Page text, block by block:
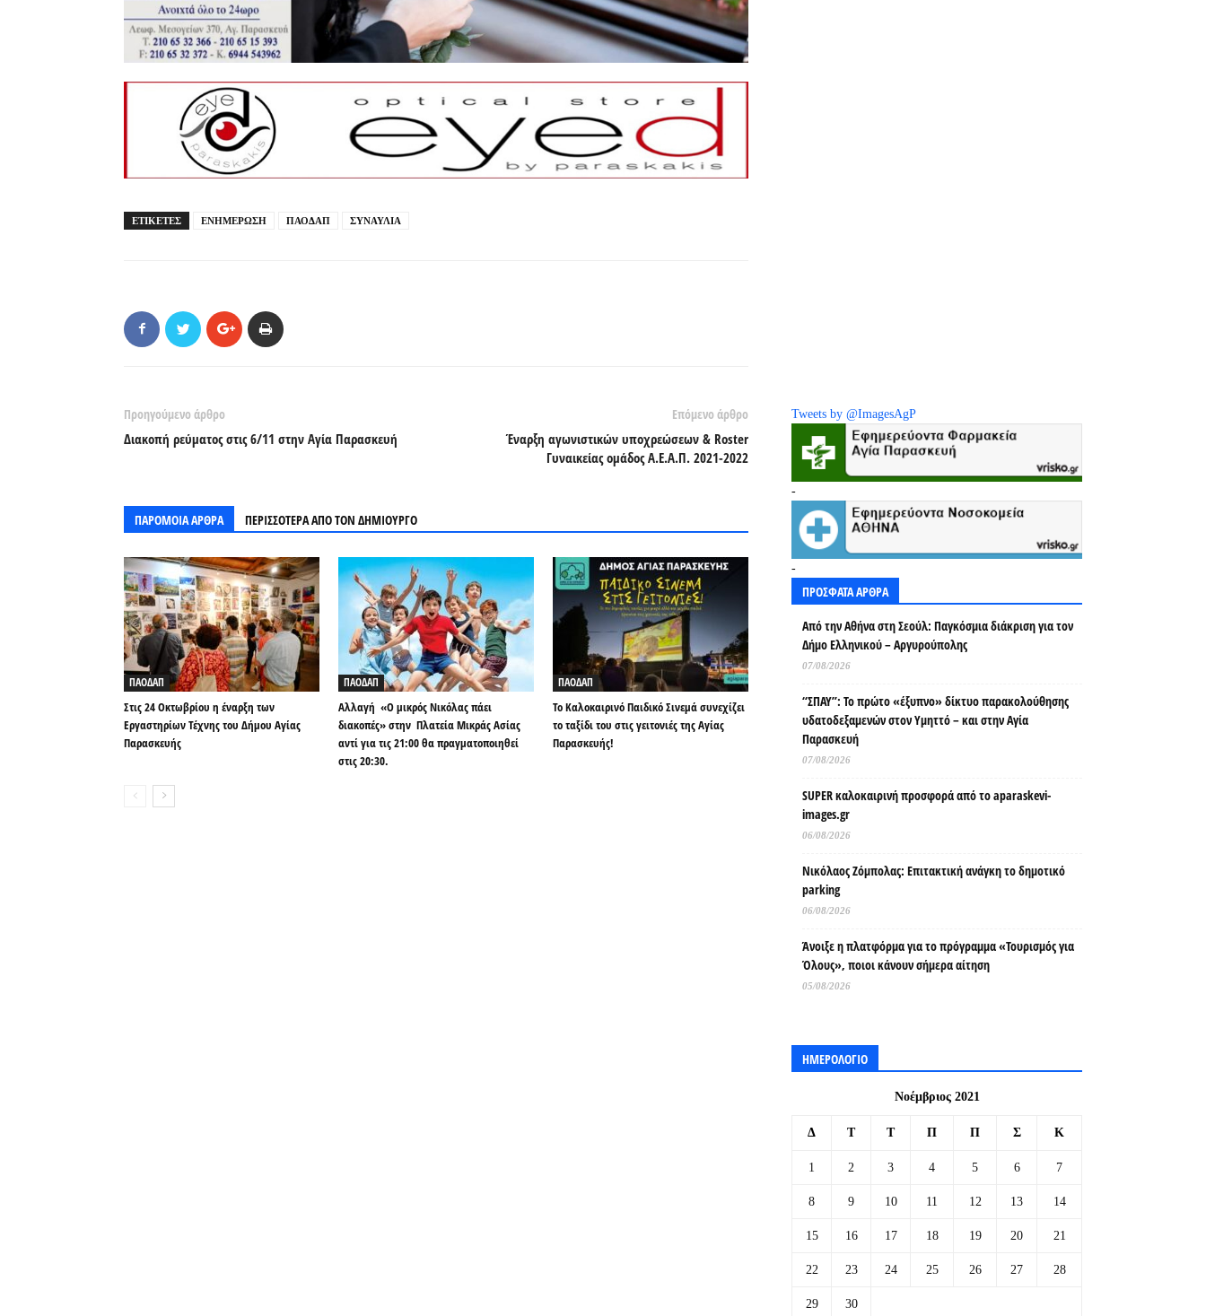
ΕΤΙΚΕΤΕΣ ΕΝΗΜΕΡΩΣΗ ΠΑΟΔΑΠ ΣΥΝΑΥΛΙΑ
Προηγούμενο άρθρο
Διακοπή ρεύματος στις 6/11 στην Αγία Παρασκευή
Επόμενο άρθρο
Έναρξη αγωνιστικών υποχρεώσεων & Roster
Γυναικείας ομάδος Α.Ε.Α.Π. 2021-2022
ΠΑΡΟΜΟΙΑ ΑΡΘΡΑ ΠΕΡΙΣΣΟΤΕΡΑ ΑΠΟ ΤΟΝ ΔΗΜΙΟΥΡΓΟ
ΠΑΟΔΑΠ
Στις 24 Οκτωβρίου η έναρξη των
Εργαστηρίων Τέχνης του Δήμου Αγίας
Παρασκευής
ΠΑΟΔΑΠ
Αλλαγή «Ο μικρός Νικόλας πάει
διακοπές» στην Πλατεία Μικράς Ασίας
αντί για τις 21:00 θα πραγματοποιηθεί
στις 20:30.
ΠΑΟΔΑΠ
Το Καλοκαιρινό Παιδικό Σινεμά συνεχίζει
το ταξίδι του στις γειτονιές της Αγίας
Παρασκευής!
Tweets by @ImagesAgP
-
-
ΠΡΟΣΦΑΤΑ ΑΡΘΡΑ
Από την Αθήνα στη Σεούλ: Παγκόσμια διάκριση για τον
Δήμο Ελληνικού – Αργυρούπολης
07/08/2026
“ΣΠΑΥ”: Το πρώτο «έξυπνο» δίκτυο παρακολούθησης
υδατοδεξαμενών στον Υμηττό – και στην Αγία
Παρασκευή
07/08/2026
SUPER καλοκαιρινή προσφορά από το aparaskevi-
images.gr
06/08/2026
Νικόλαος Ζόμπολας: Επιτακτική ανάγκη το δημοτικό
parking
06/08/2026
Άνοιξε η πλατφόρμα για το πρόγραμμα «Τουρισμός για
Όλους», ποιοι κάνουν σήμερα αίτηση
05/08/2026
ΗΜΕΡΟΛΟΓΙΟ
Νοέμβριος 2021
Δ Τ Τ Π Π Σ Κ
1 2 3 4 5 6 7
8 9 10 11 12 13 14
15 16 17 18 19 20 21
22 23 24 25 26 27 28
29 30